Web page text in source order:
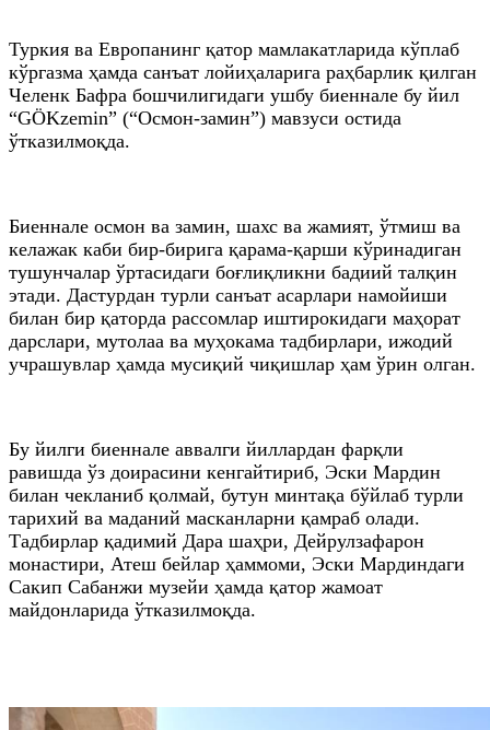
Туркия ва Европанинг қатор мамлакатларида кўплаб
кўргазма ҳамда санъат лойиҳаларига раҳбарлик қилган
Челенк Бафра бошчилигидаги ушбу биеннале бу йил
“GÖKzemin” (“Осмон-замин”) мавзуси остида
ўтказилмоқда.
Биеннале осмон ва замин, шахс ва жамият, ўтмиш ва
келажак каби бир-бирига қарама-қарши кўринадиган
тушунчалар ўртасидаги боғлиқликни бадиий талқин
этади. Дастурдан турли санъат асарлари намойиши
билан бир қаторда рассомлар иштирокидаги маҳорат
дарслари, мутолаа ва муҳокама тадбирлари, ижодий
учрашувлар ҳамда мусиқий чиқишлар ҳам ўрин олган.
Бу йилги биеннале аввалги йиллардан фарқли
равишда ўз доирасини кенгайтириб, Эски Мардин
билан чекланиб қолмай, бутун минтақа бўйлаб турли
тарихий ва маданий масканларни қамраб олади.
Тадбирлар қадимий Дара шаҳри, Дейрулзафарон
монастири, Атеш бейлар ҳаммоми, Эски Мардиндаги
Сакип Сабанжи музейи ҳамда қатор жамоат
майдонларида ўтказилмоқда.